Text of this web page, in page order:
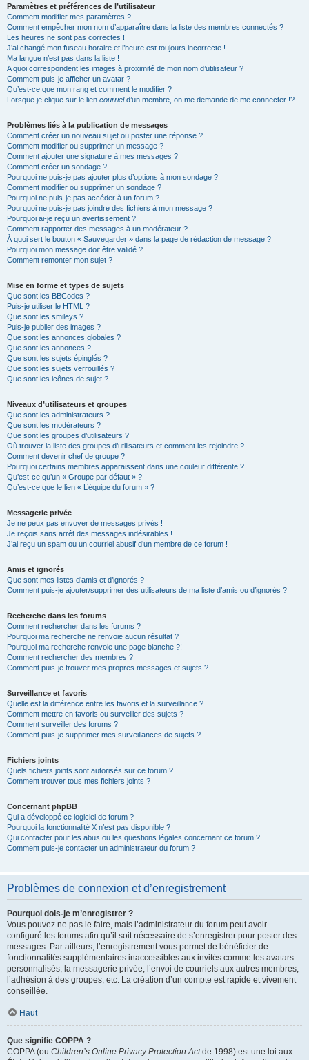
Paramètres et préférences de l’utilisateur
Comment modifier mes paramètres ?
Comment empêcher mon nom d’apparaître dans la liste des membres connectés ?
Les heures ne sont pas correctes !
J’ai changé mon fuseau horaire et l’heure est toujours incorrecte !
Ma langue n’est pas dans la liste !
A quoi correspondent les images à proximité de mon nom d’utilisateur ?
Comment puis-je afficher un avatar ?
Qu’est-ce que mon rang et comment le modifier ?
Lorsque je clique sur le lien courrield’un membre, on me demande de me connecter !?
Problèmes liés à la publication de messages
Comment créer un nouveau sujet ou poster une réponse ?
Comment modifier ou supprimer un message ?
Comment ajouter une signature à mes messages ?
Comment créer un sondage ?
Pourquoi ne puis-je pas ajouter plus d’options à mon sondage ?
Comment modifier ou supprimer un sondage ?
Pourquoi ne puis-je pas accéder à un forum ?
Pourquoi ne puis-je pas joindre des fichiers à mon message ?
Pourquoi ai-je reçu un avertissement ?
Comment rapporter des messages à un modérateur ?
À quoi sert le bouton « Sauvegarder » dans la page de rédaction de message ?
Pourquoi mon message doit être validé ?
Comment remonter mon sujet ?
Mise en forme et types de sujets
Que sont les BBCodes ?
Puis-je utiliser le HTML ?
Que sont les smileys ?
Puis-je publier des images ?
Que sont les annonces globales ?
Que sont les annonces ?
Que sont les sujets épinglés ?
Que sont les sujets verrouillés ?
Que sont les icônes de sujet ?
Niveaux d’utilisateurs et groupes
Que sont les administrateurs ?
Que sont les modérateurs ?
Que sont les groupes d’utilisateurs ?
Où trouver la liste des groupes d’utilisateurs et comment les rejoindre ?
Comment devenir chef de groupe ?
Pourquoi certains membres apparaissent dans une couleur différente ?
Qu’est-ce qu’un « Groupe par défaut » ?
Qu’est-ce que le lien « L’équipe du forum » ?
Messagerie privée
Je ne peux pas envoyer de messages privés !
Je reçois sans arrêt des messages indésirables !
J’ai reçu un spam ou un courriel abusif d’un membre de ce forum !
Amis et ignorés
Que sont mes listes d’amis et d’ignorés ?
Comment puis-je ajouter/supprimer des utilisateurs de ma liste d’amis ou d’ignorés ?
Recherche dans les forums
Comment rechercher dans les forums ?
Pourquoi ma recherche ne renvoie aucun résultat ?
Pourquoi ma recherche renvoie une page blanche ?!
Comment rechercher des membres ?
Comment puis-je trouver mes propres messages et sujets ?
Surveillance et favoris
Quelle est la différence entre les favoris et la surveillance ?
Comment mettre en favoris ou surveiller des sujets ?
Comment surveiller des forums ?
Comment puis-je supprimer mes surveillances de sujets ?
Fichiers joints
Quels fichiers joints sont autorisés sur ce forum ?
Comment trouver tous mes fichiers joints ?
Concernant phpBB
Qui a développé ce logiciel de forum ?
Pourquoi la fonctionnalité X n’est pas disponible ?
Qui contacter pour les abus ou les questions légales concernant ce forum ?
Comment puis-je contacter un administrateur du forum ?
Problèmes de connexion et d’enregistrement
Pourquoi dois-je m’enregistrer ?
Vous pouvez ne pas le faire, mais l’administrateur du forum peut avoir
configuré les forums afin qu’il soit nécessaire de s’enregistrer pour poster des
messages. Par ailleurs, l’enregistrement vous permet de bénéficier de
fonctionnalités supplémentaires inaccessibles aux invités comme les avatars
personnalisés, la messagerie privée, l’envoi de courriels aux autres membres,
l’adhésion à des groupes, etc. La création d’un compte est rapide et vivement
conseillée.
Haut
Que signifie COPPA ?
COPPA (ou Children’s Online Privacy Protection Actde 1998) est une loi aux